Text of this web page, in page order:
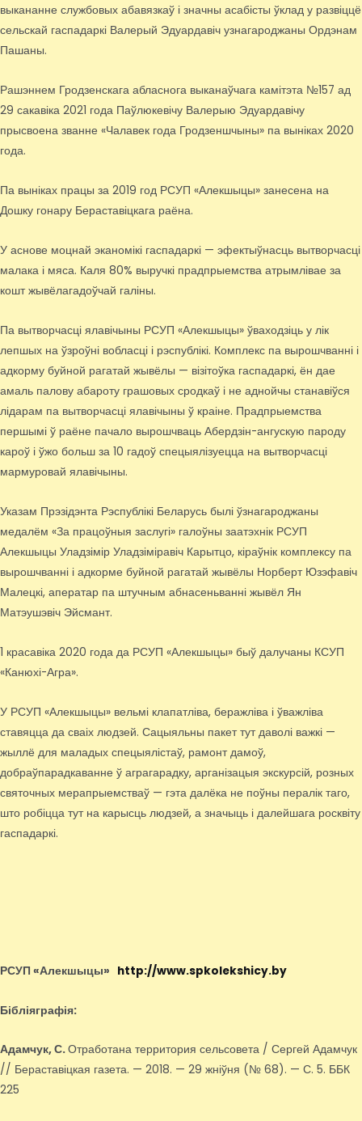
выкананне службовых абавязкаў і значны асабісты ўклад у развіццё
сельскай гаспадаркі Валерый Эдуардавіч узнагароджаны Ордэнам
Пашаны.
Рашэннем Гродзенскага абласнога выканаўчага камітэта №157 ад
29 сакавіка 2021 года Паўлюкевічу Валерыю Эдуардавічу
прысвоена званне «Чалавек года Гродзеншчыны» па выніках 2020
года.
Па выніках працы за 2019 год РСУП «Алекшыцы» занесена на
Дошку гонару Бераставіцкага раёна.
У аснове моцнай эканомікі гаспадаркі — эфектыўнасць вытворчасці
малака і мяса. Каля 80% выручкі прадпрыемства атрымлівае за
кошт жывёлагадоўчай галіны.
Па вытворчасці ялавічыны РСУП «Алекшыцы» ўваходзіць у лік
лепшых на ўзроўні вобласці і рэспублікі. Комплекс па вырошчванні і
адкорму буйной рагатай жывёлы — візітоўка гаспадаркі, ён дае
амаль палову абароту грашовых сродкаў і не аднойчы станавіўся
лідарам па вытворчасці ялавічыны ў краіне. Прадпрыемства
першымі ў раёне пачало вырошчваць Абердзін-ангускую пароду
кароў і ўжо больш за 10 гадоў спецыялізуецца на вытворчасці
мармуровай ялавічыны.
Указам Прэзідэнта Рэспублікі Беларусь былі ўзнагароджаны
медалём «За працоўныя заслугі» галоўны заатэхнік РСУП
Алекшыцы Уладзімір Уладзіміравіч Карытцо, кіраўнік комплексу па
вырошчванні і адкорме буйной рагатай жывёлы Норберт Юзэфавіч
Малецкі, аператар па штучным абнасеньванні жывёл Ян
Матэушэвіч Эйсмант.
1 красавіка 2020 года да РСУП «Алекшыцы» быў далучаны КСУП
«Канюхі-Агра».
У РСУП «Алекшыцы» вельмі клапатліва, беражліва і ўважліва
ставяцца да сваіх людзей. Сацыяльны пакет тут даволі важкі —
жыллё для маладых спецыялістаў, рамонт дамоў,
добраўпарадкаванне ў аграгарадку, арганізацыя экскурсій, розных
святочных мерапрыемстваў — гэта далёка не поўны пералік таго,
што робіцца тут на карысць людзей, а значыць і далейшага росквіту
гаспадаркі.
РСУП «Алекшыцы» http://www.spkolekshicy.by
Бібліяграфія:
Адамчук, С.Отработана территория сельсовета / Сергей Адамчук
// Бераставіцкая газета. — 2018. — 29 жніўня (№ 68). — С. 5. ББК
225